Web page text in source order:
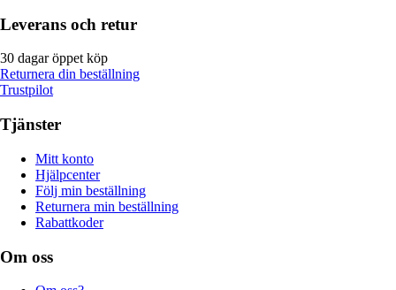
Leverans och retur
30 dagar öppet köp
Returnera din beställning
Trustpilot
Tjänster
Mitt konto
Hjälpcenter
Följ min beställning
Returnera min beställning
Rabattkoder
Om oss